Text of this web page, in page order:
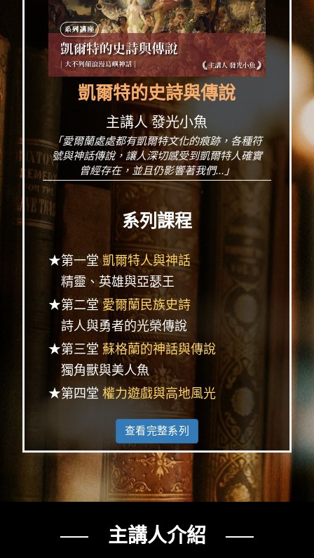
凱爾特的史詩與傳說
主講人 發光小魚
「愛爾蘭處處都有凱爾特文化的痕跡，各種符
號與神話傳說，讓人深切感受到凱爾特人確實
曾經存在，並且仍影響著我們...」
系列課程
★第一堂凱爾特人與神話
精靈、英雄與亞瑟王
★第二堂愛爾蘭民族史詩
詩人與勇者的光榮傳說
★第三堂 蘇格蘭的神話與傳說
獨角獸與美人魚
★第四堂 權力遊戲與高地風光
查看完整系列
── 主講人介紹 ──